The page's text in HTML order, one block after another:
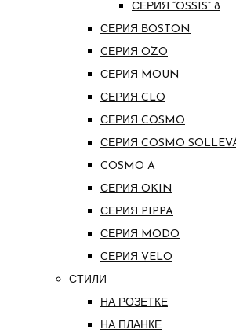
СЕРИЯ “OSSIS” 8
СЕРИЯ ВOSTON
CЕРИЯ OZO
СЕРИЯ MOUN
СЕРИЯ CLO
СЕРИЯ COSMO
СЕРИЯ COSMO
COSMO A
СЕРИЯ OKIN
СЕРИЯ PIPPA
СЕРИЯ MODO
СЕРИЯ VELO
СТИЛИ
НА РОЗЕТКЕ
НА ПЛАНКЕ